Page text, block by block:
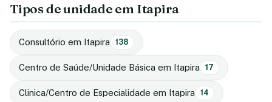
Tipos de unidade em Itapira
Consultório em Itapira 138
Centro de Saúde/Unidade Básica em Itapira 17
Clinica/Centro de Especialidade em Itapira 14